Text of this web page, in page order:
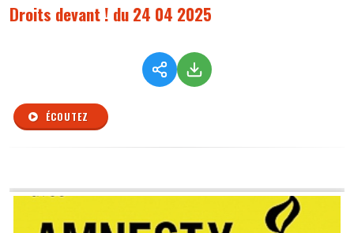
Droits devant ! du 24 04 2025
ÉCOUTEZ